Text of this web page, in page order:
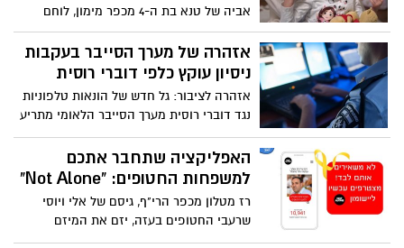
אביה של טנא בת ה-4 מכפר מימון, לוחם
מילואים שעשה מעל 200 ימי שירות מאז
תחילת המלחמה, ואמה גלי, משתפים את
סיפורם המטלטל על המאבק להצלת חייה של
לניתוח מציל חיים בארה"ב, ועלותה נאמדת
ולעזור.
אזהרה של מערך הסייבר בעקבות
ניסיון עוקץ כלפי דוברי רוסית
אזהרה לציבור: גל חדש של הונאות טלפוניות
נגד דוברי רוסית מערך הסייבר הלאומי מתריע
מפני התחזויות לנציגי חברות תקשורת,
המיועדות בעיקר לדוברי רוסית
האפליקציה שתחבר אתכם
למשפחות החטופים: "Not Alone"
רז מטלון מכפר הרי"ף, גיסם של אלי ויוסי
שרעבי החטופים בעזה, יזם את המיזם
המרגש "Not Alone" שמחבר את משפחות